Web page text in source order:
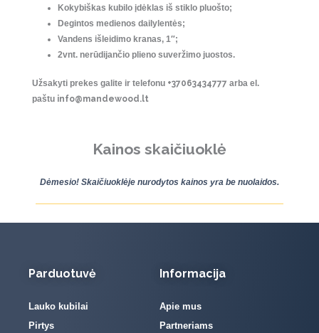
Kokybiškas kubilo įdėklas iš stiklo pluošto;
Degintos medienos dailylentės;
Vandens išleidimo kranas, 1″;
2vnt. nerūdijančio plieno suveržimo juostos.
Užsakyti prekes galite ir telefonu +37063434777 arba el.
paštu info@mandewood.lt
Kainos skaičiuoklė
Dėmesio! Skaičiuoklėje nurodytos kainos yra be nuolaidos.
Parduotuvė
Lauko kubilai
Pirtys
Informacija
Apie mus
Partneriams